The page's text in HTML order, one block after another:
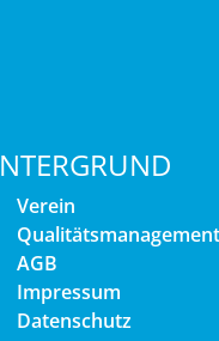
Verein
Qualitätsmanagement
AGB
Impressum
Datenschutz